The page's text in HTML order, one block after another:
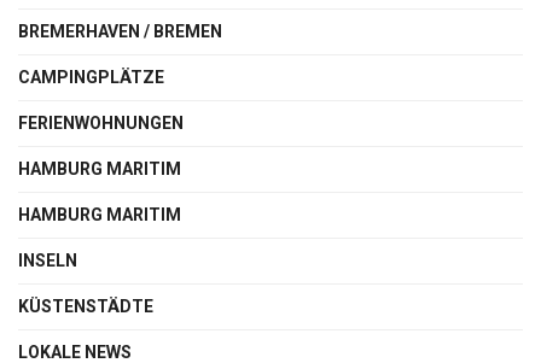
BREMERHAVEN / BREMEN
CAMPINGPLÄTZE
FERIENWOHNUNGEN
HAMBURG MARITIM
HAMBURG MARITIM
INSELN
KÜSTENSTÄDTE
LOKALE NEWS